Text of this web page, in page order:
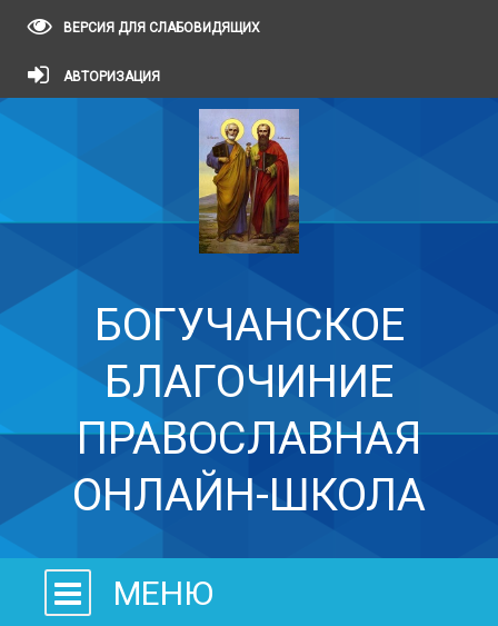
ВЕРСИЯ ДЛЯ СЛАБОВИДЯЩИХ
АВТОРИЗАЦИЯ
БОГУЧАНСКОЕ
БЛАГОЧИНИЕ
ПРАВОСЛАВНАЯ
ОНЛАЙН-ШКОЛА
МЕНЮ